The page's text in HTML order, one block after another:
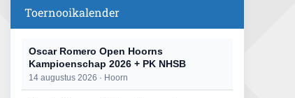
Toernooikalender
Oscar Romero Open Hoorns
Kampioenschap 2026 + PK NHSB
14 augustus 2026 · Hoorn